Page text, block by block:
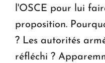
l'OSCE pour lui
proposition.
? Les autorités
réfléchi ?